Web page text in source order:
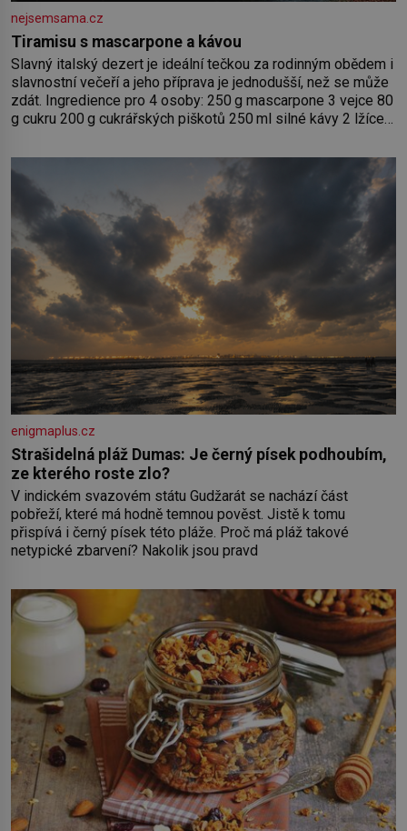
nejsemsama.cz
Tiramisu s mascarpone a kávou
Slavný italský dezert je ideální tečkou za rodinným obědem i
slavnostní večeří a jeho příprava je jednodušší, než se může
zdát. Ingredience pro 4 osoby: 250 g mascarpone 3 vejce 80
g cukru 200 g cukrářských piškotů 250 ml silné kávy 2 lžíce
bílků. Žloutky vyšlehejte s cukrem do světlé pěny a postupně
do nich vmíchejte mascarpone, aby vznikl hladký
enigmaplus.cz
Strašidelná pláž Dumas: Je černý písek podhoubím,
ze kterého roste zlo?
V indickém svazovém státu Gudžarát se nachází část
pobřeží, které má hodně temnou pověst. Jistě k tomu
přispívá i černý písek této pláže. Proč má pláž takové
netypické zbarvení? Nakolik jsou pravd